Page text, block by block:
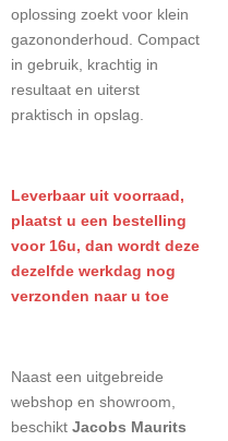
oplossing zoekt voor klein
gazononderhoud. Compact
in gebruik, krachtig in
resultaat en uiterst
praktisch in opslag.
Leverbaar uit voorraad,
plaatst u een bestelling
voor 16u, dan wordt deze
dezelfde werkdag nog
verzonden naar u toe
Naast een uitgebreide
webshop en showroom,
beschikt Jacobs Maurits